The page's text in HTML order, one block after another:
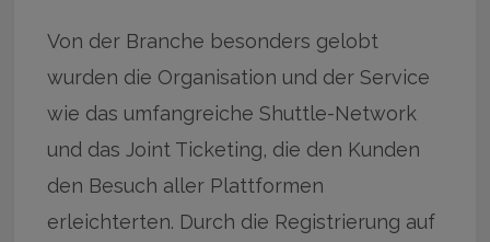
Von der Branche besonders gelobt
wurden die Organisation und der Service
wie das umfangreiche Shuttle-Network
und das Joint Ticketing, die den Kunden
den Besuch aller Plattformen
erleichterten. Durch die Registrierung auf